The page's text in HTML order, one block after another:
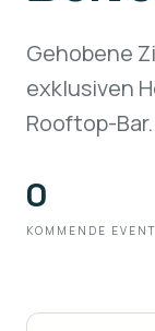
Gehobene
exklusiven
Rooftop-Bar.
0
KOMMENDE